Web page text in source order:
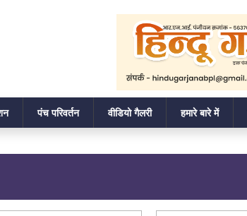
पंच परिवर्तन वीडियो गैलरी हमारे बारे में